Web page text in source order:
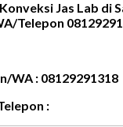
Jas Lab di
Telepon
WA : 08129291318
: